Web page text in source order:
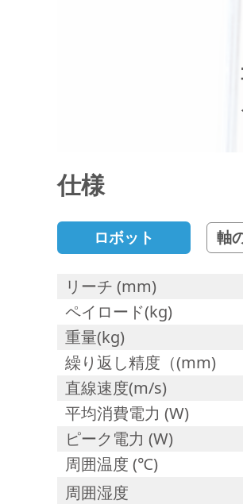
仕様
ロボット 軸
リーチ (mm)
ペイロード(kg)
重量(kg)
繰り返し精度（(mm)
直線速度(m/s)
平均消費電力 (W)
ピーク電力 (W)
周囲温度 (℃)
周囲湿度